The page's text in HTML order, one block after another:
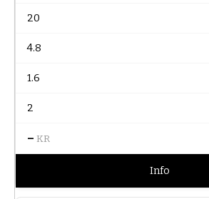
20
4.8
1.6
2
– KR
Info